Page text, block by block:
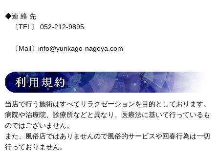
◆連 絡 先
〔TEL〕 052-212-9895
〔Mail〕 info@yurikago-nagoya.com
当店で行う施術はすべてリラクゼーションを目的としております。
病院や治療院、診療所などと異なり、医療法に基いて行っているも
のではございません。
また、風俗店ではありませんので風俗的サービスや回春行為は一切
行っておりません。